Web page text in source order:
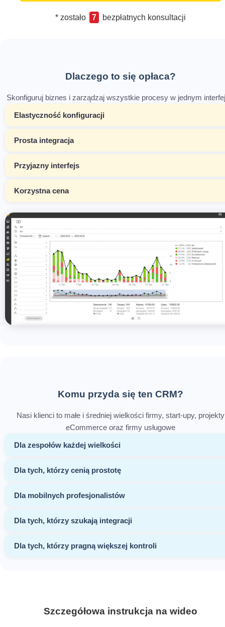
* zostało 7 bezpłatnych konsultacji
Dlaczego to się opłaca?
Skonfiguruj biznes i zarządzaj wszystkie procesy w jednym
Elastyczność konfiguracji
Prosta integracja
Przyjazny interfejs
Korzystna cena
Komu przyda się ten CRM?
Nasi klienci to małe i średniej wielkości firmy, start-upy, projekty
eCommerce oraz firmy usługowe
Dla zespołów każdej wielkości
Dla tych, którzy cenią prostotę
Dla mobilnych profesjonalistów
Dla tych, którzy szukają integracji
Dla tych, którzy pragną większej kontroli
Szczegółowa instrukcja na wideo